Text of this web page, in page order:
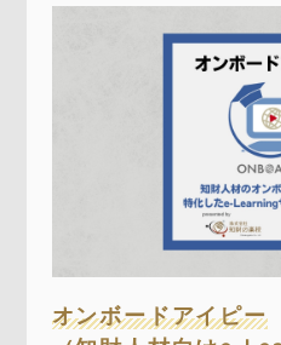
オンボードアイピー